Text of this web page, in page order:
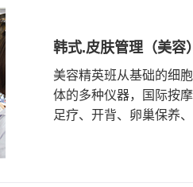
韩式.皮肤管理（美容
美容精英班从基础的细
体的多种仪器，国际按
足疗、开背、卵巢保养